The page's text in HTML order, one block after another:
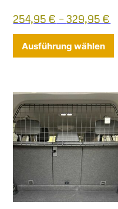
254,95€ –329,95€
Ausführung wählen